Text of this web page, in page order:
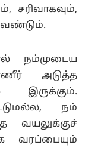
சரிவாகவும்,
நம்முடைய
அடுத்த
இருக்கும்.
நம்
வயலுக்குச்
வரப்பையும்